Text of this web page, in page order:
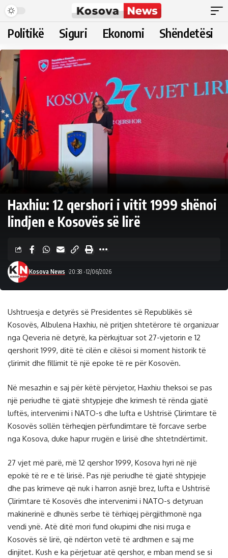
Politikë Siguri Ekonomi Shëndetësi
Haxhiu: 12 qershori i vitit 1999 shënoi
lindjen e Kosovës së lirë
Kosova News 20:38 -12/06/2026
Ushtruesja e detyrës së Presidentes së Republikës së
Kosovës, Albulena Haxhiu, në pritjen shtetërore të organizuar
nga Qeveria në detyrë, ka përkujtuar sot 27-vjetorin e 12
qershorit 1999, ditë të cilën e cilësoi si moment historik të
çlirimit dhe fillimit të një epoke të re për Kosovën.
Në mesazhin e saj për këtë përvjetor, Haxhiu theksoi se pas
një periudhe të gjatë shtypjeje dhe krimesh të rënda gjatë
luftës, intervenimi i NATO-s dhe lufta e Ushtrisë Çlirimtare të
Kosovës sollën tërheqjen përfundimtare të forcave serbe
nga Kosova, duke hapur rrugën e lirisë dhe shtetndërtimit.
27 vjet më parë, më 12 qershor 1999, Kosova hyri në një
epokë të re e të lirisë. Pas një periudhe të gjatë shtypjeje
dhe pas krimeve që nuk i harron asnjë brez, lufta e Ushtrisë
Çlirimtare të Kosovës dhe intervenimi i NATO-s detyruan
makinerinë e dhunës serbe të tërhiqej përgjithmonë nga
vendi ynë. Atë ditë mori fund okupimi dhe nisi rruga e
Kosovës së lirë, që ndërton vetë të ardhmen e saj me
dinjitet. Kush e ka përjetuar atë qershor, e mban mend se si